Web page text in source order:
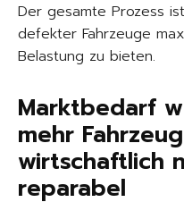
Der gesamte Prozess
defekter Fahrzeuge
Belastung zu bieten.
Marktbedarf
mehr
wirtschaftlich
reparabel